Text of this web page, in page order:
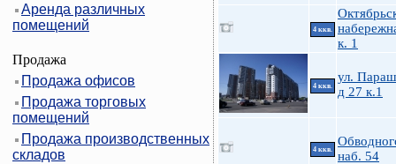
Аренда различных
помещений
Продажа
Продажа офисов
Продажа торговых
помещений
Продажа производственных
складов
4 ккв.
к. 1
4 ккв.
ул.
д 27 к.1
4 ккв.
наб. 54